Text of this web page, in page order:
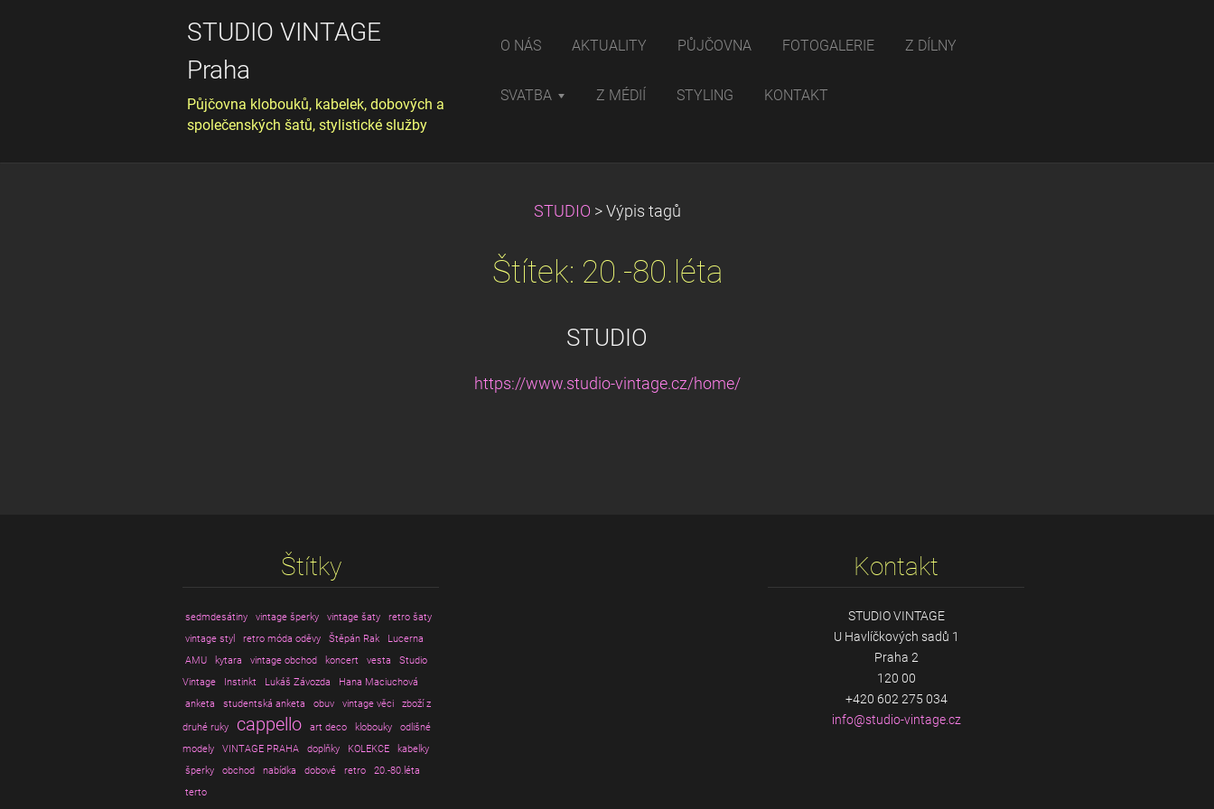
STUDIO VINTAGE
Praha
Půjčovna klobouků, kabelek, dobových a
společenských šatů, stylistické služby
O NÁS AKTUALITY PŮJČOVNA FOTOGALERIE Z DÍLNY
SVATBA Z MÉDIÍ STYLING KONTAKT
STUDIO > Výpis tagů
Štítek: 20.-80.léta
STUDIO
https://www.studio-vintage.cz/home/
Štítky
sedmdesátiny vintage šperky vintage šaty
retro šaty
vintage styl
retro móda oděvy Štěpán Rak
Lucerna
AMU
kytara vintage obchod koncert vesta
Studio
Vintage
Instinkt Lukáš Závozda
Hana Maciuchová
anketa
studentská anketa obuv vintage věci
zboží z
druhé ruky
cappello art deco klobouky
odlišné
modely
VINTAGE PRAHA doplňky KOLEKCE
kabelky
šperky
obchod nabídka dobové retro
20.-80.léta
terto
Kontakt
STUDIO VINTAGE
U Havlíčkových sadů 1
Praha 2
120 00
+420 602 275 034
info@studio-vintage.cz